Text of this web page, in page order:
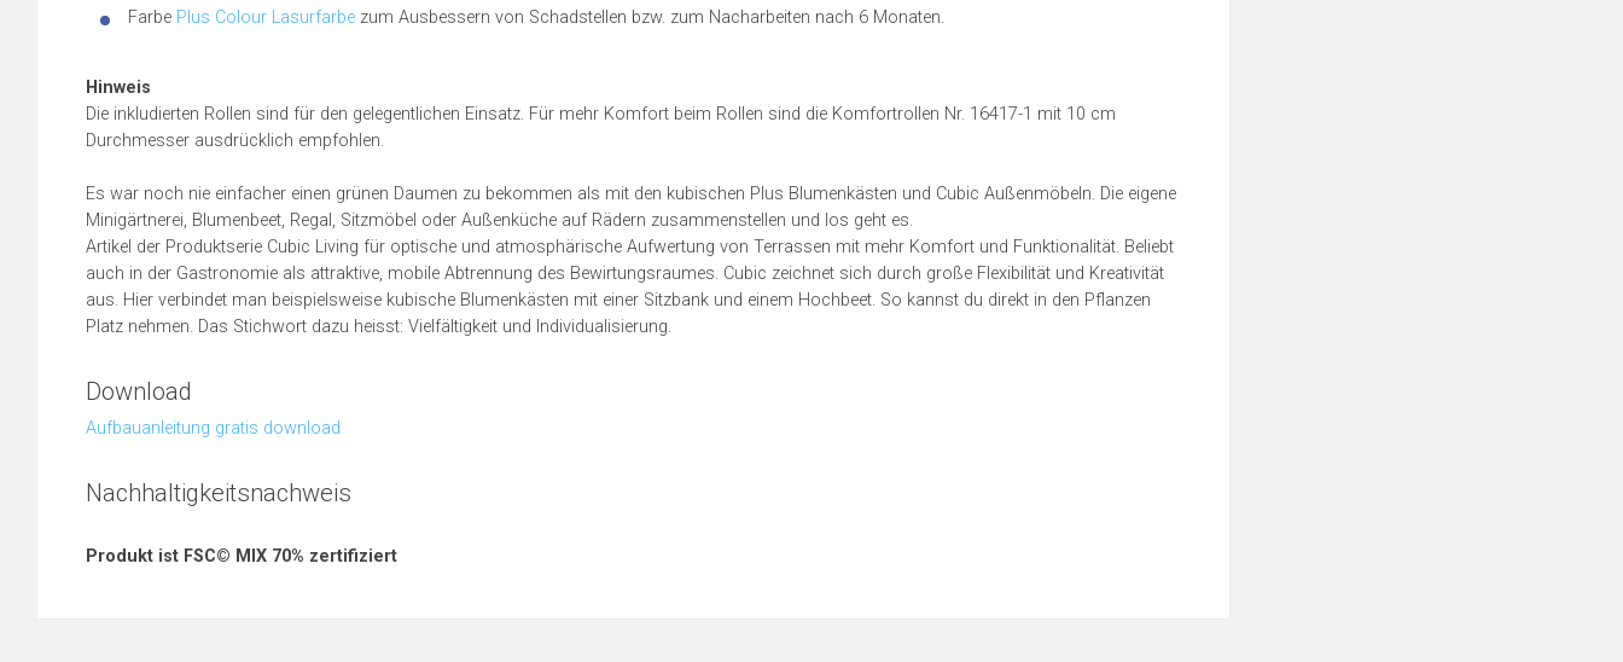
Farbe Plus Colour Lasurfarbe zum Ausbessern von Schadstellen bzw. zum Nacharbeiten nach 6 Monaten.
Hinweis
Die inkludierten Rollen sind für den gelegentlichen Einsatz. Für mehr Komfort beim Rollen sind die Komfortrollen Nr. 16417-1 mit 10 cm
Durchmesser ausdrücklich empfohlen.
Es war noch nie einfacher einen grünen Daumen zu bekommen als mit den kubischen Plus Blumenkästen und Cubic Außenmöbeln. Die eigene
Minigärtnerei, Blumenbeet, Regal, Sitzmöbel oder Außenküche auf Rädern zusammenstellen und los geht es.
Artikel der Produktserie Cubic Living für optische und atmosphärische Aufwertung von Terrassen mit mehr Komfort und Funktionalität. Beliebt
auch in der Gastronomie als attraktive, mobile Abtrennung des Bewirtungsraumes. Cubic zeichnet sich durch große Flexibilität und Kreativität
aus. Hier verbindet man beispielsweise kubische Blumenkästen mit einer Sitzbank und einem Hochbeet. So kannst du direkt in den Pflanzen
Platz nehmen. Das Stichwort dazu heisst: Vielfältigkeit und Individualisierung.
Download
Aufbauanleitung gratis download
Nachhaltigkeitsnachweis
Produkt ist FSC© MIX 70% zertifiziert